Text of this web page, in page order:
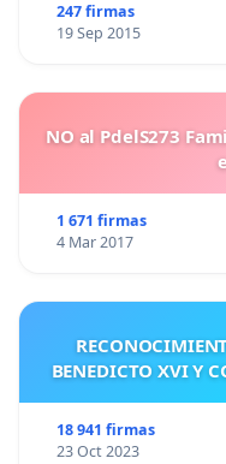
247 firmas
19 Sep 2015
NO al PdelS273
1 671 firmas
4 Mar 2017
BENEDICTO XVI Y
18 941 firmas
23 Oct 2023